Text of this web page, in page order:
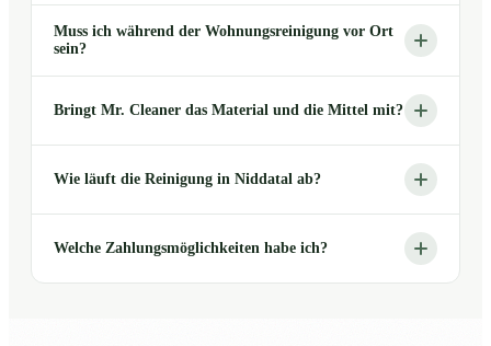
Muss ich während der Wohnungsreinigung vor Ort
sein?
Bringt Mr. Cleaner das Material und die Mittel mit?
Wie läuft die Reinigung in Niddatal ab?
Welche Zahlungsmöglichkeiten habe ich?